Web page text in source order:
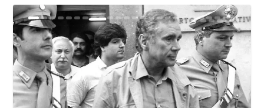
Ground Rules. Alejan...
«Rafael: Poesía subl...
Bienvenidos al circo...
Georges de La Tour. ...
Robert Capa: la hist...